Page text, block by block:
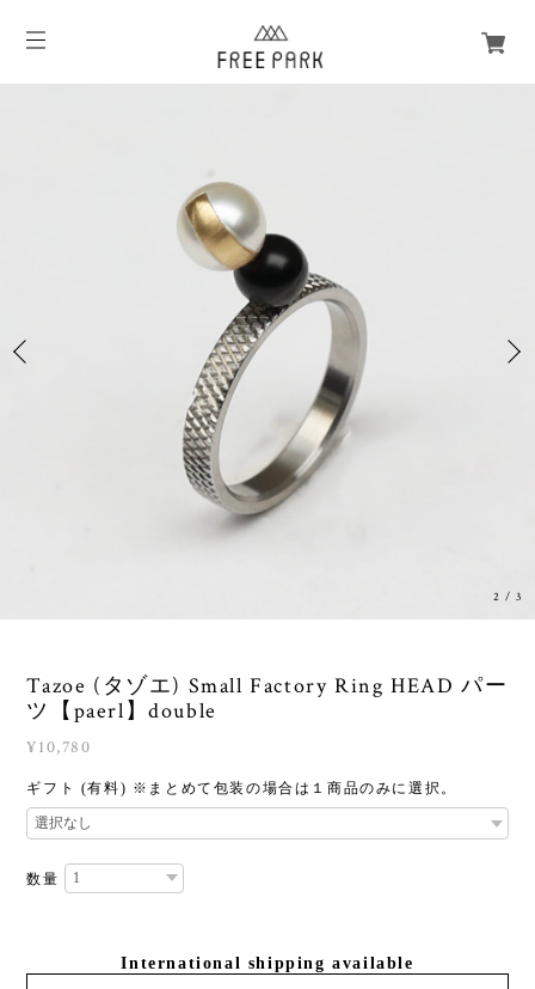
Tazoe (タゾエ) Small Factory Ring HEAD パー
ツ【paerl】double
ギフト (有料) ※まとめて包装の場合は１商品のみに選択。
数量
International shipping available
日本国内にお住まいの方向け
ネジ式のパーツ。